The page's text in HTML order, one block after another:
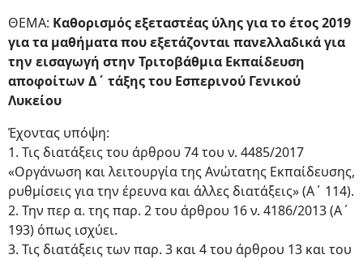
ΘΕΜΑ: Καθορισμός εξεταστέας ύλης για το έτος 2019
για τα μαθήματα που εξετάζονται πανελλαδικά για
την εισαγωγή στην Τριτοβάθμια Εκπαίδευση
αποφοίτων Δ΄ τάξης του Εσπερινού Γενικού
Λυκείου
Έχοντας υπόψη:
1. Τις διατάξεις του άρθρου 74 του ν. 4485/2017
«Οργάνωση και λειτουργία της Ανώτατης Εκπαίδευσης,
ρυθμίσεις για την έρευνα και άλλες διατάξεις» (Α΄ 114).
2. Την περ α. της παρ. 2 του άρθρου 16 ν. 4186/2013 (Α΄
193) όπως ισχύει.
3. Τις διατάξεις των παρ. 3 και 4 του άρθρου 13 και του